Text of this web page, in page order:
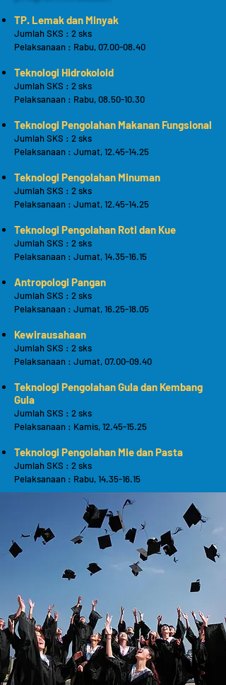
TP. Lemak dan Minyak
Jumlah SKS : 2 sks
Pelaksanaan : Rabu, 07.00-08.40
Teknologi Hidrokoloid
Jumlah SKS : 2 sks
Pelaksanaan : Rabu, 08.50-10.30
Teknologi Pengolahan Makanan Fungsional
Jumlah SKS : 2 sks
Pelaksanaan : Jumat, 12.45-14.25
Teknologi Pengolahan Minuman
Jumlah SKS : 2 sks
Pelaksanaan : Jumat, 12.45-14.25
Teknologi Pengolahan Roti dan Kue
Jumlah SKS : 2 sks
Pelaksanaan : Jumat, 14.35-16.15
Antropologi Pangan
Jumlah SKS : 2 sks
Pelaksanaan : Jumat, 16.25-18.05
Kewirausahaan
Jumlah SKS : 2 sks
Pelaksanaan : Jumat, 07.00-09.40
Teknologi Pengolahan Gula dan Kembang
Gula
Jumlah SKS : 2 sks
Pelaksanaan : Kamis, 12.45-15.25
Teknologi Pengolahan Mie dan Pasta
Jumlah SKS : 2 sks
Pelaksanaan : Rabu, 14.35-16.15